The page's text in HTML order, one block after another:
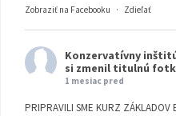
Zobraziť na Facebooku · Zdieľať
Konzervatívny
si zmenil titulnú
1 mesiac pred
PRIPRAVILI SME KURZ ZÁKLADOV